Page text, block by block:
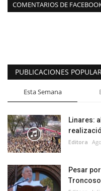
COMENTARIOS DE
PUBLICACIONES
Esta Semana
Linares:
Editora
Pesar
Troncoso